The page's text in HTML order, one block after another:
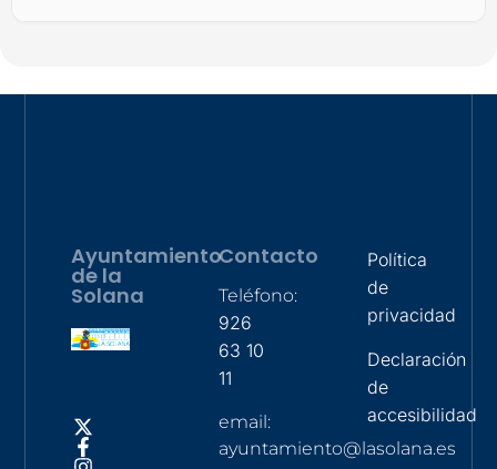
Ayuntamiento
de la
Solana
Contacto
Teléfono:
926
63 10
11
email:
ayuntamiento@lasolana.es
Política
de
privacidad
Declaración
de
accesibilidad